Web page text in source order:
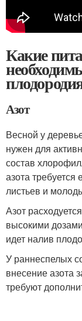
Какие
Азот
Весной у
нужен для
состав
азота
листьев и
Азот
высокими
идет налив
У раннеспелых
внесение азота
требуют